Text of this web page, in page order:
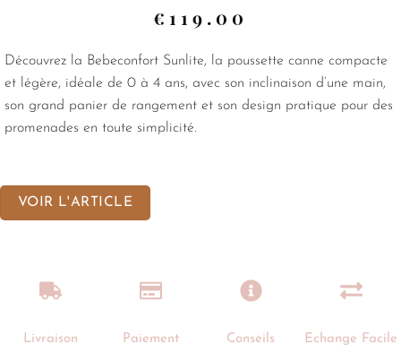
€ 119.00
Découvrez la Bebeconfort Sunlite, la poussette canne compacte
et légère, idéale de 0 à 4 ans, avec son inclinaison d’une main,
son grand panier de rangement et son design pratique pour des
promenades en toute simplicité.
VOIR L'ARTICLE
Livraison
Paiement
Conseils
Echange Facile